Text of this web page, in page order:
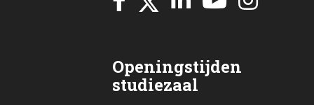
Openingstijden
studiezaal